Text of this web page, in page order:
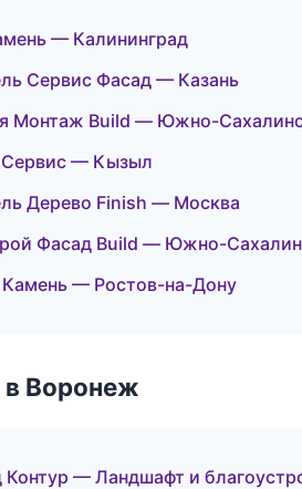
— Калининград
Сервис Фасад — Казань
Монтаж Build — Южно-
— Кызыл
Дерево Finish — Москва
Фасад Build — Южно-
— Ростов-на-Дону
Воронеж
— Ландшафт и